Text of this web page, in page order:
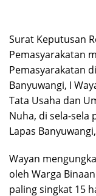
Surat Keputusan
Pemasyarakatan
Pemasyarakatan
Banyuwangi, I
Tata Usaha dan
Nuha, di sela-sela
Lapas
Wayan
oleh Warga
paling singkat 15